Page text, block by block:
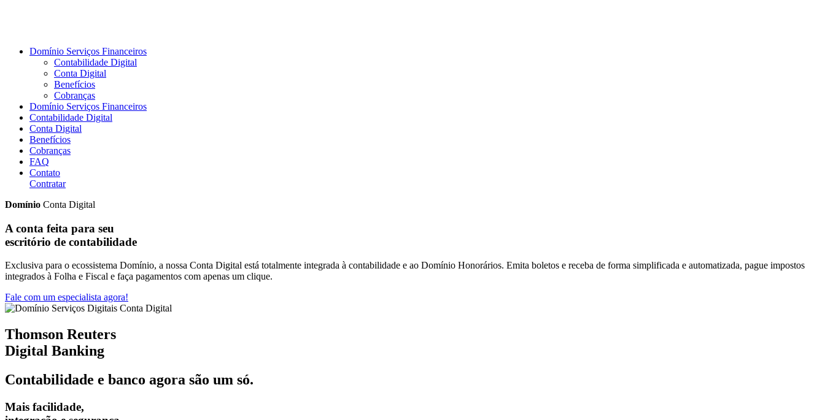
Domínio Serviços Financeiros
Contabilidade Digital
Conta Digital
Benefícios
Cobranças
Domínio Serviços Financeiros
Contabilidade Digital
Conta Digital
Benefícios
Cobranças
FAQ
Contato
Contratar
Domínio Conta Digital
A conta feita para seu
escritório de contabilidade
Exclusiva para o ecossistema Domínio, a nossa Conta Digital está totalmente integrada à contabilidade e ao Domínio Honorários. Emita boletos e receba de forma simplificada e automatizada, pague impostos
integrados à Folha e Fiscal e faça pagamentos com apenas um clique.
Fale com um especialista agora!
Thomson Reuters
Digital Banking
Contabilidade e banco agora são um só.
Mais facilidade,